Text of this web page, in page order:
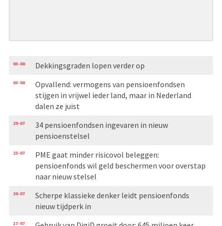
03-08 Dekkingsgraden lopen verder op
03-08
Opvallend: vermogens van pensioenfondsen
stijgen in vrijwel ieder land, maar in Nederland
dalen ze juist
29-07
34 pensioenfondsen ingevaren in nieuw
pensioenstelsel
23-07
PME gaat minder risicovol beleggen:
pensioenfonds wil geld beschermen voor overstap
naar nieuw stelsel
20-07
Scherpe klassieke denker leidt pensioenfonds
nieuw tijdperk in
17-07